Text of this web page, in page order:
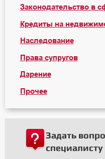
Законодательство в
Кредиты на
Наследование
Права супругов
Дарение
Прочее
Задать
специалисту